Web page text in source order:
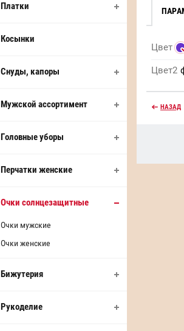
Платки
Косынки
Снуды, капоры
Мужской ассортимент
Головные уборы
Перчатки женские
Очки солнцезащитные
Очки мужские
Очки женские
Бижутерия
Рукоделие
Цвет
Цвет2
НАЗАД